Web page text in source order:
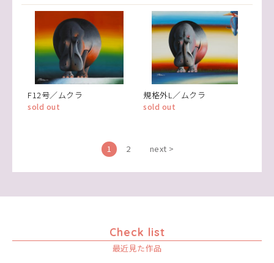
F12号／ムクラ
sold out
規格外L／ムクラ
sold out
1 2 next >
Check list
最近見た作品